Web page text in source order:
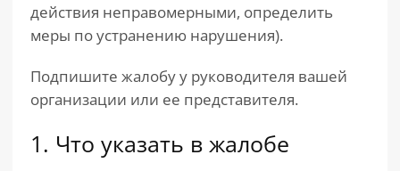
действия неправомерными, определить
меры по устранению нарушения).
Подпишите жалобу у руководителя вашей
организации или ее представителя.
1. Что указать в жалобе